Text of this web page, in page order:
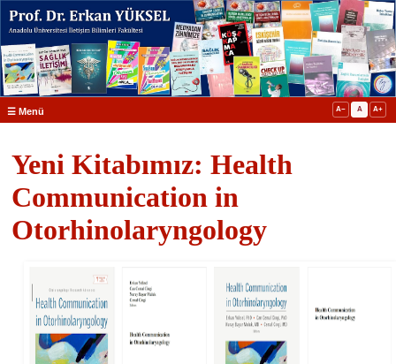
☰ Menü A− A A+
Yeni Kitabımız: Health
Communication in
Otorhinolaryngology